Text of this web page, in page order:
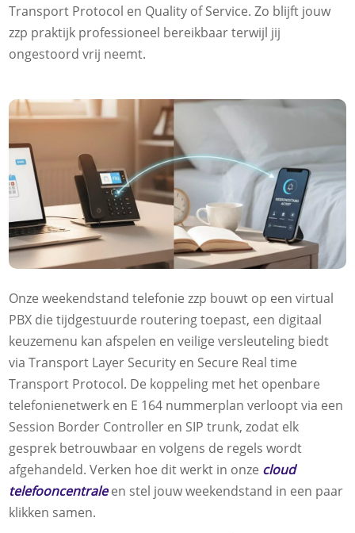
Transport Protocol en Quality of Service.​ Zo blijft jouw
zzp praktijk professioneel bereikbaar terwijl jij
ongestoord vrij neemt.​
Onze weekendstand telefonie zzp bouwt op een virtual
PBX die tijdgestuurde routering toepast, een digitaal
keuzemenu kan afspelen en veilige versleuteling biedt
via Transport Layer Security en Secure Real time
Transport Protocol.​ De koppeling met het openbare
telefonienetwerk en E 164 nummerplan verloopt via een
Session Border Controller en SIP trunk, zodat elk
gesprek betrouwbaar en volgens de regels wordt
afgehandeld.​ Verken hoe dit werkt in onze cloud
telefooncentraleen stel jouw weekendstand in een paar
klikken samen.​